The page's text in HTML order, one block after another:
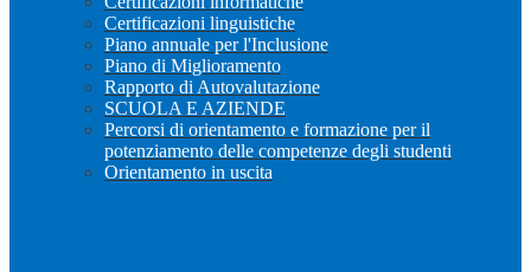
Certificazioni linguistiche
Piano annuale per l'Inclusione
Piano di Miglioramento
Rapporto di Autovalutazione
SCUOLA E AZIENDE
Percorsi di orientamento e formazione per il
potenziamento delle competenze degli studenti
Orientamento in uscita